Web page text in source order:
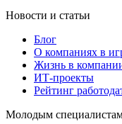
Новости и статьи
Блог
О компаниях в
Жизнь в
ИТ-проекты
Рейтинг
Молодым